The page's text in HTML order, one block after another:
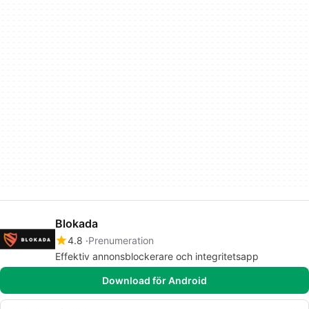
Blokada
4.8 Prenumeration
Effektiv annonsblockerare och integritetsapp
Download för Android